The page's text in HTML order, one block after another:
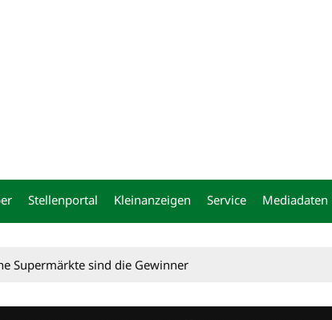
Stellenportal Kleinanzeigen Service Mediadaten
Supermärkte sind die Gewinner